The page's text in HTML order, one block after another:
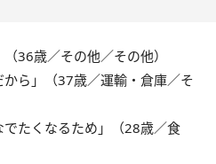
36歳／その他／その他）
から」（37歳／運輸・倉庫／そ
でたくなるため」（28歳／食